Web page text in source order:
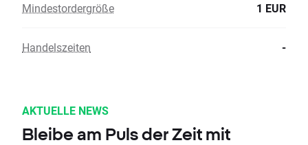
Mindestordergröße 1 EUR
Handelszeiten -
AKTUELLE NEWS
Bleibe am Puls der Zeit mit